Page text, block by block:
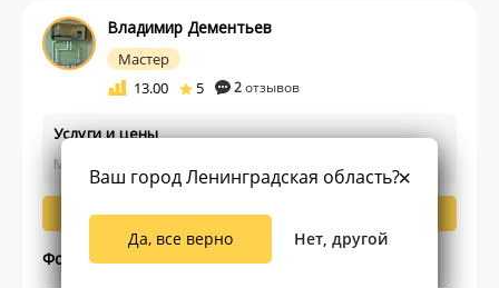
Владимир Дементьев
Мастер
13.00
5 2отзывов
Услуги и цены
Мастер ещё не указал цены на работы
Написать мастеру
Фото работ мастера (15)
Ваш город Ленинградская область?
Да, все верно Нет, другой